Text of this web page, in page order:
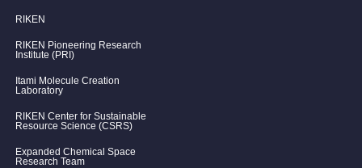
RIKEN
RIKEN Pioneering Research
Institute (PRI)
Itami Molecule Creation
Laboratory
RIKEN Center for Sustainable
Resource Science (CSRS)
Expanded Chemical Space
Research Team